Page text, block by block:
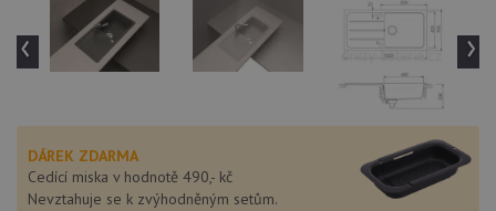
‹ ›
DÁREK ZDARMA
Cedící miska v hodnotě 490,- kč
Nevztahuje se k zvýhodněným setům.